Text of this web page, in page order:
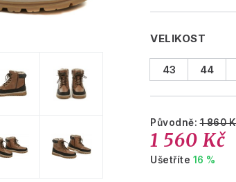
VELIKOST
43 44
Původně:1 860
1 560 Kč
Ušetříte 16 %